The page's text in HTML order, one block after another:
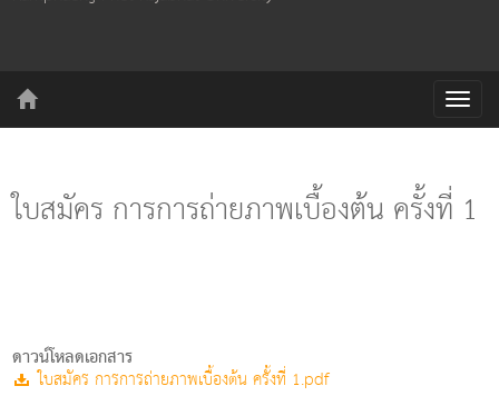
T
o
ใบสมัคร การการถ่ายภาพเบื้องต้น ครั้งที่ 1
ดาวน์โหลดเอกสาร
ใบสมัคร การการถ่ายภาพเบื้องต้น ครั้งที่ 1.pdf